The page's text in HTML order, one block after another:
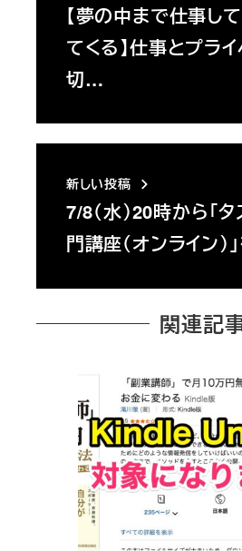
【夢の中まで仕事し
てくる】仕事とプラ
切…
新しい投稿
7/8（水）20時から「
門講座（オンライン）
関連記